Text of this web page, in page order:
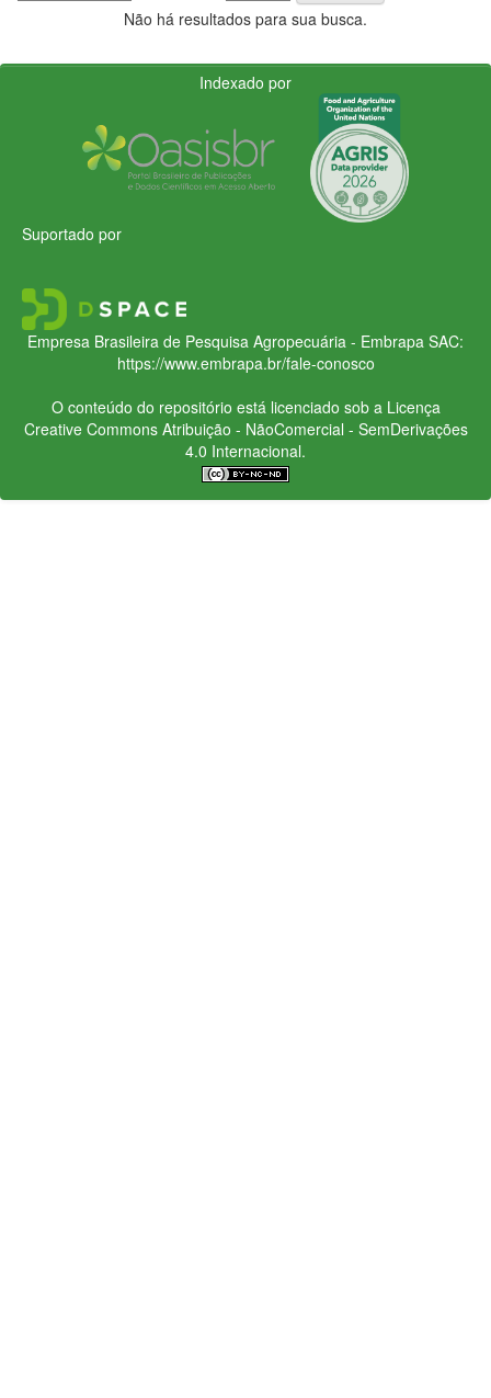
Não há resultados para sua busca.
Indexado por
Suportado por
Empresa Brasileira de Pesquisa Agropecuária - Embrapa SAC:
https://www.embrapa.br/fale-conosco
O conteúdo do repositório está licenciado sob a Licença
Creative CommonsAtribuição - NãoComercial - SemDerivações
4.0 Internacional.